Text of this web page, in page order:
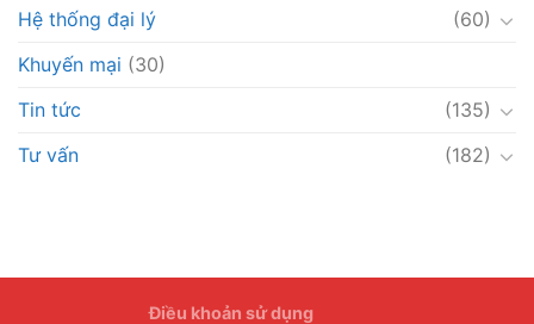
Hệ thống đại lý
(60)
Khuyến mại (30)
Tin tức
(135)
Tư vấn
(182)
Điều khoản sử dụng